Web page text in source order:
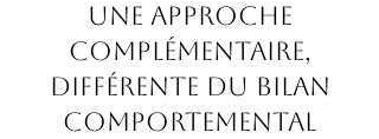
Une approche
complémentaire,
différente du bilan
comportemental